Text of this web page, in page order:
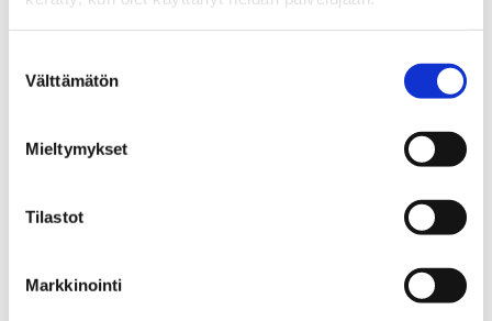
valinta
Välttämätön
Mieltymykset
Tilastot
Markkinointi